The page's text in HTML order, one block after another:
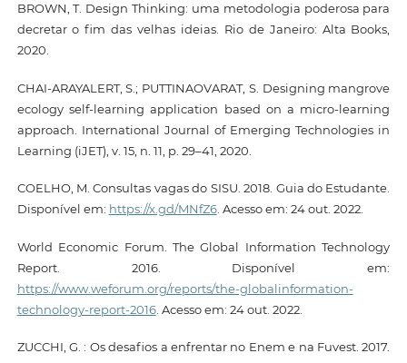
BROWN, T. Design Thinking: uma metodologia poderosa para
decretar o fim das velhas ideias. Rio de Janeiro: Alta Books,
2020.
CHAI-ARAYALERT, S.; PUTTINAOVARAT, S. Designing mangrove
ecology self-learning application based on a micro-learning
approach. International Journal of Emerging Technologies in
Learning (iJET), v. 15, n. 11, p. 29–41, 2020.
COELHO, M. Consultas vagas do SISU. 2018. Guia do Estudante.
Disponível em: https://x.gd/MNfZ6. Acesso em: 24 out. 2022.
World Economic Forum. The Global Information Technology
Report. 2016. Disponível em:
https://www.weforum.org/reports/the-globalinformation-
technology-report-2016. Acesso em: 24 out. 2022.
ZUCCHI, G. : Os desafios a enfrentar no Enem e na Fuvest. 2017.